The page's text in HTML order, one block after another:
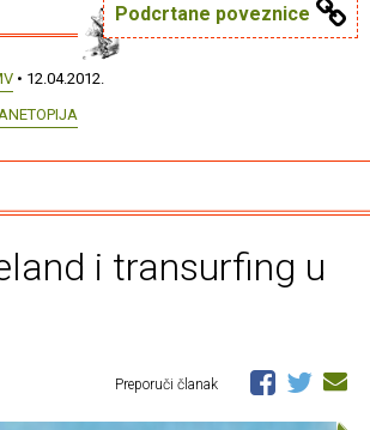
Podcrtane poveznice
• 12.04.2012.
i transurfing u
Preporuči članak